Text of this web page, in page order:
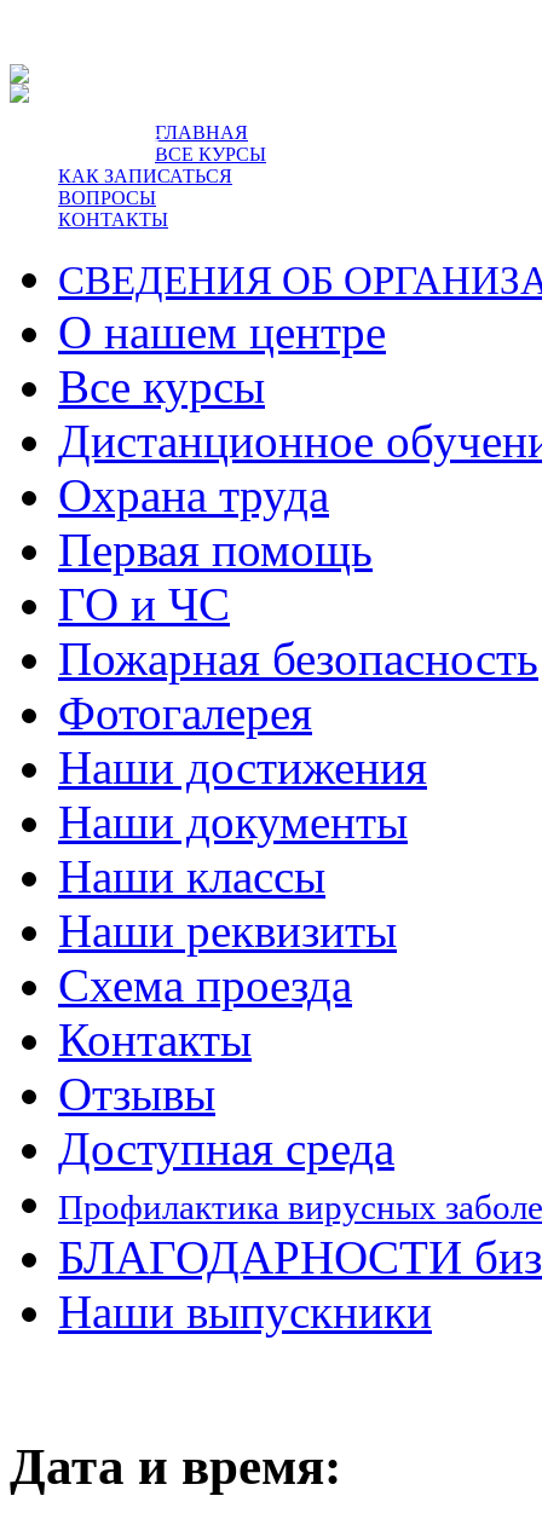
пр-т Ленина, 5.ГЛАВНАЯ
ВСЕ КУРСЫ
КАК ЗАПИСАТЬСЯ
ВОПРОСЫ
КОНТАКТЫ
СВЕДЕНИЯ ОБ
О нашем центре
Все курсы
Дистанционное
Охрана труда
Первая помощь
ГО и ЧС
Пожарная безопасность
Фотогалерея
Наши достижения
Наши документы
Наши классы
Наши реквизиты
Схема проезда
Контакты
Отзывы
Доступная среда
Профилактика вирусных
БЛАГОДАРНОСТИ
Наши выпускники
Дата и время: